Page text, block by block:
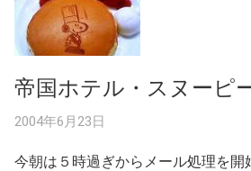
帝国ホテル・スヌーピ
2004年6月23日
今朝は５時過ぎからメール処理を開